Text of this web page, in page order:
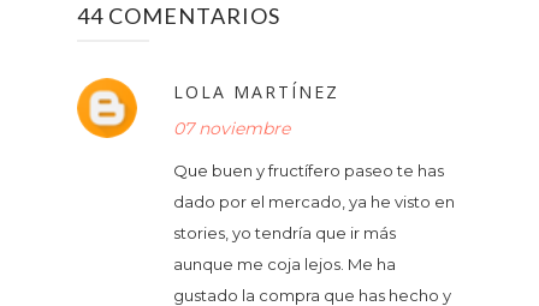
44 COMENTARIOS
LOLA MARTÍNEZ
07 noviembre
Que buen y fructífero paseo te has
dado por el mercado, ya he visto en
stories, yo tendría que ir más
aunque me coja lejos. Me ha
gustado la compra que has hecho y